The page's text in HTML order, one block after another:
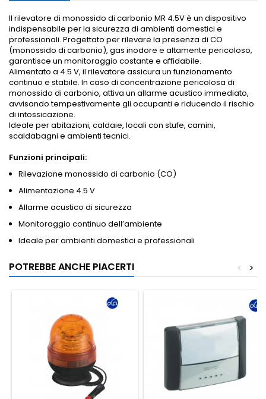
Il rilevatore di monossido di carbonio MR 4.5V è un dispositivo
indispensabile per la sicurezza di ambienti domestici e
professionali. Progettato per rilevare la presenza di CO
(monossido di carbonio), gas inodore e altamente pericoloso,
garantisce un monitoraggio costante e affidabile.
Alimentato a 4.5 V, il rilevatore assicura un funzionamento
continuo e stabile. In caso di concentrazione pericolosa di
monossido di carbonio, attiva un allarme acustico immediato,
avvisando tempestivamente gli occupanti e riducendo il rischio
di intossicazione.
Ideale per abitazioni, caldaie, locali con stufe, camini,
scaldabagni e ambienti tecnici.
Funzioni principali:
Rilevazione monossido di carbonio (CO)
Alimentazione 4.5 V
Allarme acustico di sicurezza
Monitoraggio continuo dell’ambiente
Ideale per ambienti domestici e professionali
POTREBBE ANCHE PIACERTI >
<